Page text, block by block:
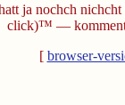
ja nochch
click)™ —
[ browser-